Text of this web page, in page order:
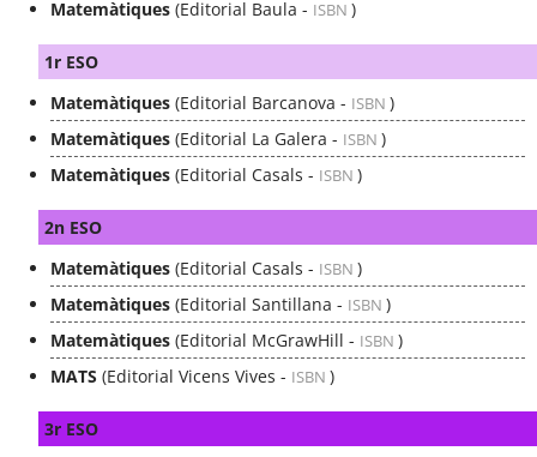
Matemàtiques (Editorial Baula - ISBN )
1r ESO
Matemàtiques (Editorial Barcanova - ISBN )
Matemàtiques (Editorial La Galera - ISBN )
Matemàtiques (Editorial Casals - ISBN )
2n ESO
Matemàtiques (Editorial Casals - ISBN )
Matemàtiques (Editorial Santillana - ISBN )
Matemàtiques (Editorial McGrawHill - ISBN )
MATS (Editorial Vicens Vives - ISBN )
3r ESO